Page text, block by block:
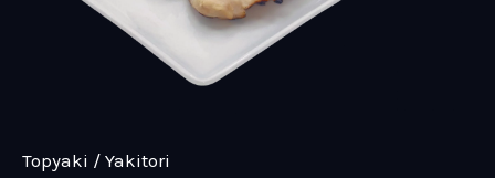
Topyaki / Yakitori